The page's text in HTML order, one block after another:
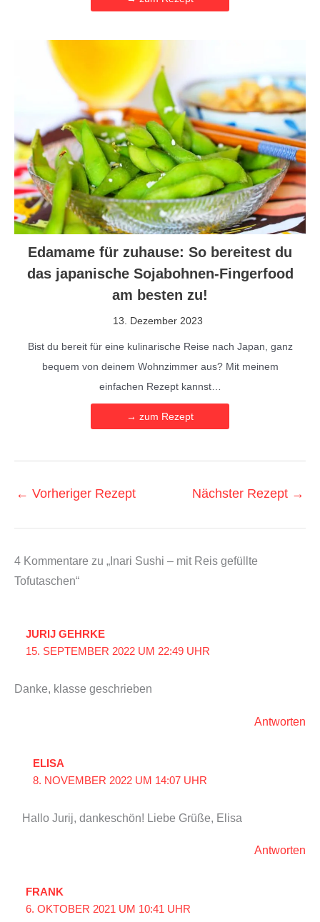
Edamame für zuhause: So bereitest du
das japanische Sojabohnen-Fingerfood
am besten zu!
13. Dezember 2023
Bist du bereit für eine kulinarische Reise nach Japan, ganz
bequem von deinem Wohnzimmer aus? Mit meinem
einfachen Rezept kannst…
→ zum Rezept
← Vorheriger Rezept Nächster Rezept →
4 Kommentare zu „Inari Sushi – mit Reis gefüllte
Tofutaschen“
JURIJ GEHRKE
15. SEPTEMBER 2022 UM 22:49 UHR
Danke, klasse geschrieben
Antworten
ELISA
8. NOVEMBER 2022 UM 14:07 UHR
Hallo Jurij, dankeschön! Liebe Grüße, Elisa
Antworten
FRANK
6. OKTOBER 2021 UM 10:41 UHR